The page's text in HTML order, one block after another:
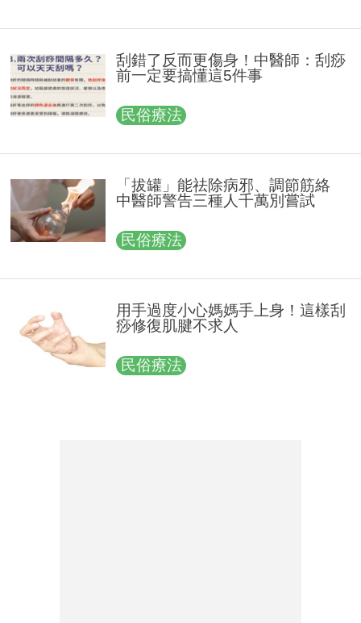
刮錯了反而更傷身！中醫師：刮痧
前一定要搞懂這5件事
民俗療法
「拔罐」能祛除病邪、調節筋絡
中醫師警告三種人千萬別嘗試
民俗療法
用手過度小心媽媽手上身！這樣刮
痧修復肌腱不求人
民俗療法